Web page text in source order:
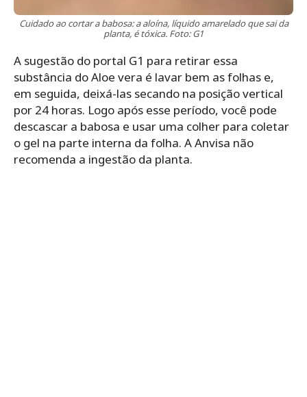
Cuidado ao cortar a babosa: a aloína, líquido amarelado que sai da
planta, é tóxica. Foto: G1
A sugestão do portal G1 para retirar essa
substância do Aloe vera é lavar bem as folhas e,
em seguida, deixá-las secando na posição vertical
por 24 horas. Logo após esse período, você pode
descascar a babosa e usar uma colher para coletar
o gel na parte interna da folha. A Anvisa não
recomenda a ingestão da planta.